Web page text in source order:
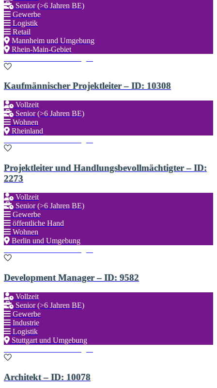
Senior (>6 Jahren BE)
Gewerbe
Logistik
Retail
Mannheim und Umgebung
Rhein-Main-Gebiet
Kaufmännischer Projektleiter – ID: 10308
Vollzeit
Senior (>6 Jahren BE)
Wohnen
Rheinland
Projektleiter und Handlungsbevollmächtigter – ID:
2273
Vollzeit
Senior (>6 Jahren BE)
Gewerbe
öffentliche Hand
Wohnen
Berlin und Umgebung
Development Manager – ID: 9582
Vollzeit
Senior (>6 Jahren BE)
Gewerbe
Industrie
Logistik
Stuttgart und Umgebung
Architekt – ID: 10078